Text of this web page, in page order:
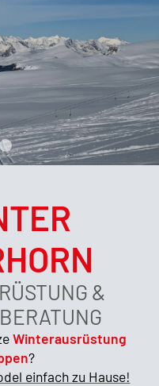
3
&
Winterausrüstung
?
einfach zu Hause!